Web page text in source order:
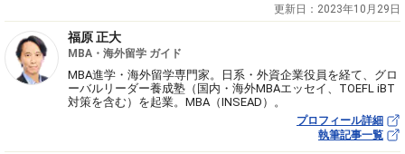
更新日： 2023年10月29日
福原 正大
MBA・海外留学 ガイド
MBA進学・海外留学専門家。日系・外資企業役員を経て、グロ
ーバルリーダー養成塾（国内・海外MBAエッセイ、TOEFL iBT
対策を含む）を起業。MBA（INSEAD）。
プロフィール詳細
執筆記事一覧